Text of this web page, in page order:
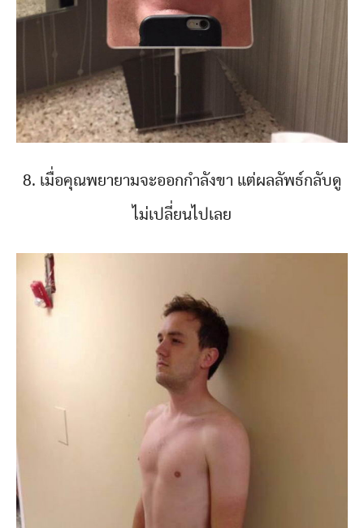
8. เมื่อคุณพยายามจะออกกำลังขา แต่ผลลัพธ์กลับดู
ไม่เปลี่ยนไปเลย